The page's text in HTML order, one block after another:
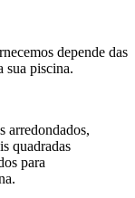
depende das
sua piscina.
arredondados,
quadradas
para